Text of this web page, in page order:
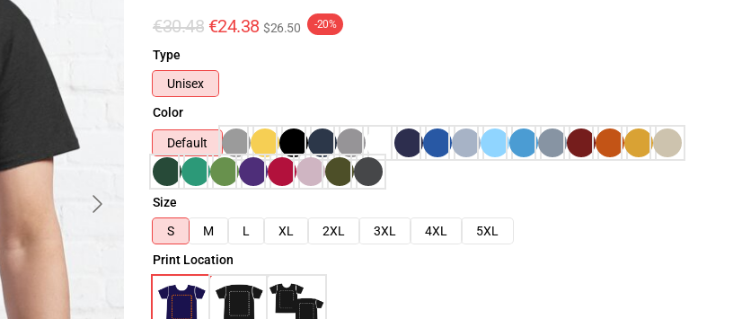
€30.48 €24.38 $26.50 -20%
Type
Unisex
Color
Default
Size
S
M L XL 2XL 3XL 4XL
5XL
Print Location